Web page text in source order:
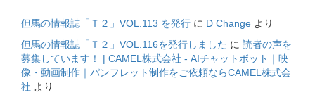
但馬の情報誌「Ｔ２」VOL.113 を発行 に D Change より
但馬の情報誌「Ｔ２」VOL.116を発行しました に 読者の声を
募集しています！ | CAMEL株式会社 - AIチャットボット｜映
像・動画制作｜パンフレット制作をご依頼ならCAMEL株式会
社 より